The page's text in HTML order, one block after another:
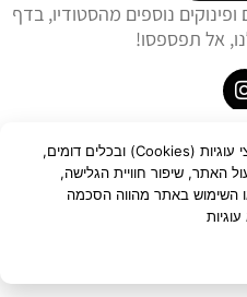
נוספים מהסטודיו, בדף
אל תפספסו!
העיצוב על המעצבת
יצירת קשר
מדיניות משלוחים והחזרות
הצהרת נגישות
לידיעתך: באתר זה נעשה שימוש בקבצי עוגיות (Cookies) ובכלים דומים,
האתר, שיפור חוויית הגלישה,
השימוש באתר מהווה הסכמה